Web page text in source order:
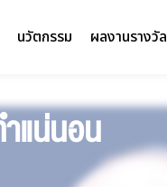
นวัตกรรม ผลงานรางวัล
แน่นอน